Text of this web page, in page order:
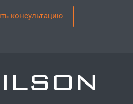
консультацию